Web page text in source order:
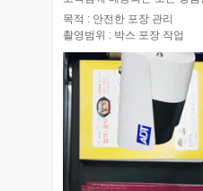
목적 : 안전한 포장 관리
촬영범위 : 박스 포장 작업